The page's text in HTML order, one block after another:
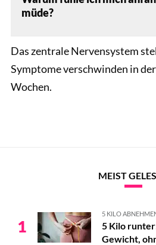
müde?
Das zentrale Nervensystem
Symptome verschwinden in
Wochen.
MEIST
1
5 KILO
5 Kilo
Gewicht,